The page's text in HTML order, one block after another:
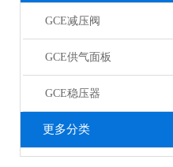
GCE减压阀
GCE供气面板
GCE稳压器
更多分类